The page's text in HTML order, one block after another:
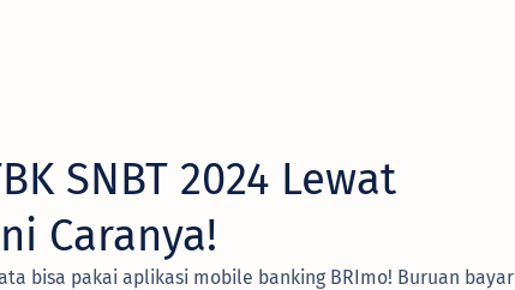
SNBT 2024 Lewat
Caranya!
bisa pakai aplikasi mobile banking BRImo! Buruan bayar